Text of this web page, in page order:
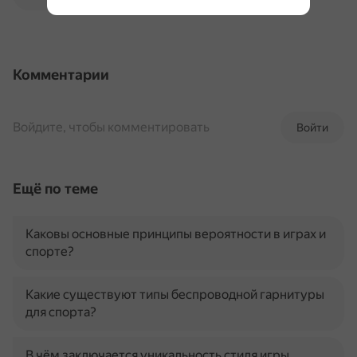
Комментарии
Войти
Войдите, чтобы комментировать
Ещё по теме
Каковы основные принципы вероятности в играх и
спорте?
Какие существуют типы беспроводной гарнитуры
для спорта?